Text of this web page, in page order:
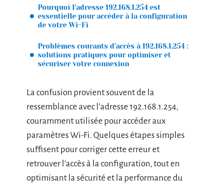
Pourquoi l’adresse 192.168.1.254 est
essentielle pour accéder à la configuration
de votre Wi-Fi
Problèmes courants d’accès à 192.168.1.254 :
solutions pratiques pour optimiser et
sécuriser votre connexion
La confusion provient souvent de la
ressemblance avec l’adresse 192.168.1.254,
couramment utilisée pour accéder aux
paramètres Wi-Fi. Quelques étapes simples
suffisent pour corriger cette erreur et
retrouver l’accès à la configuration, tout en
optimisant la sécurité et la performance du